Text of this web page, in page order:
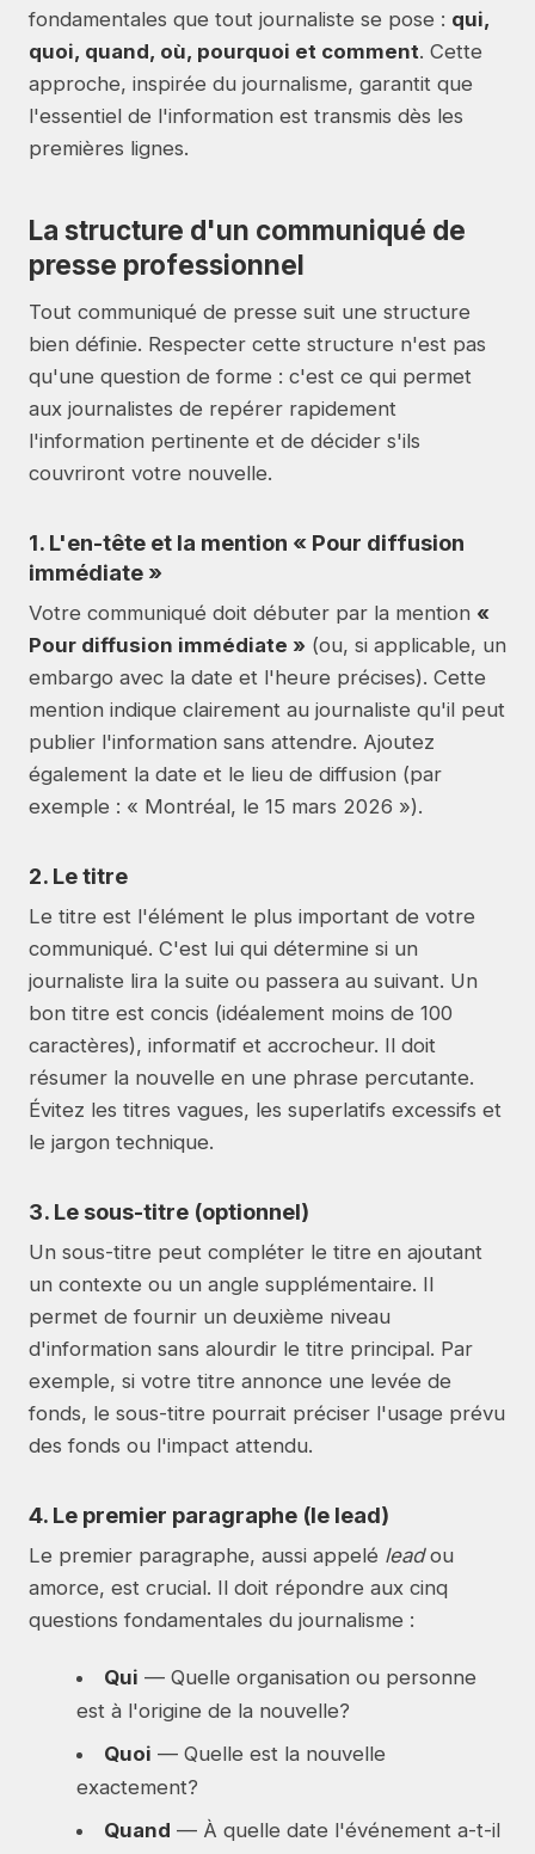
fondamentales que tout journaliste se pose : qui,
quoi, quand, où, pourquoi et comment. Cette
approche, inspirée du journalisme, garantit que
l'essentiel de l'information est transmis dès les
premières lignes.
La structure d'un communiqué de
presse professionnel
Tout communiqué de presse suit une structure
bien définie. Respecter cette structure n'est pas
qu'une question de forme : c'est ce qui permet
aux journalistes de repérer rapidement
l'information pertinente et de décider s'ils
couvriront votre nouvelle.
1. L'en-tête et la mention « Pour diffusion
immédiate »
Votre communiqué doit débuter par la mention «
Pour diffusion immédiate » (ou, si applicable, un
embargo avec la date et l'heure précises). Cette
mention indique clairement au journaliste qu'il peut
publier l'information sans attendre. Ajoutez
également la date et le lieu de diffusion (par
exemple : « Montréal, le 15 mars 2026 »).
2. Le titre
Le titre est l'élément le plus important de votre
communiqué. C'est lui qui détermine si un
journaliste lira la suite ou passera au suivant. Un
bon titre est concis (idéalement moins de 100
caractères), informatif et accrocheur. Il doit
résumer la nouvelle en une phrase percutante.
Évitez les titres vagues, les superlatifs excessifs et
le jargon technique.
3. Le sous-titre (optionnel)
Un sous-titre peut compléter le titre en ajoutant
un contexte ou un angle supplémentaire. Il
permet de fournir un deuxième niveau
d'information sans alourdir le titre principal. Par
exemple, si votre titre annonce une levée de
fonds, le sous-titre pourrait préciser l'usage prévu
des fonds ou l'impact attendu.
4. Le premier paragraphe (le lead)
Le premier paragraphe, aussi appelé leadou
amorce, est crucial. Il doit répondre aux cinq
questions fondamentales du journalisme :
Qui — Quelle organisation ou personne
est à l'origine de la nouvelle?
Quoi — Quelle est la nouvelle
exactement?
Quand — À quelle date l'événement a-t-il